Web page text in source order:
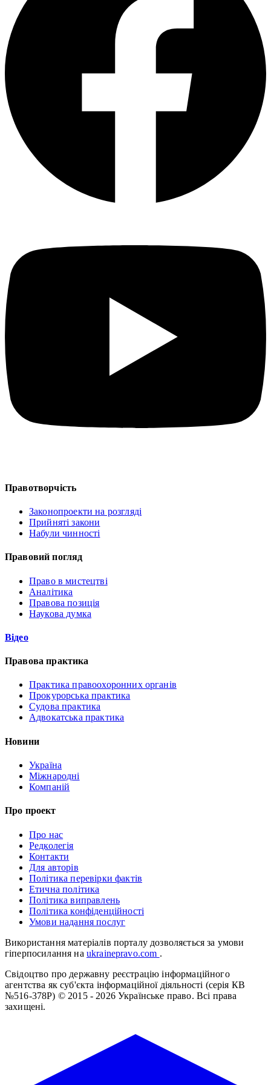
Правотворчість
Законопроекти на розгляді
Прийняті закони
Набули чинності
Правовий погляд
Право в мистецтві
Аналітика
Правова позиція
Наукова думка
Відео
Правова практика
Практика правоохоронних органів
Прокурорська практика
Судова практика
Адвокатська практика
Новини
Україна
Міжнародні
Компаній
Про проект
Про нас
Редколегія
Контакти
Для авторів
Політика перевірки фактів
Етична політика
Політика виправлень
Політика конфіденційності
Умови надання послуг
Використання матеріалів порталу дозволяється за умови
гіперпосилання на ukrainepravo.com .
Свідоцтво про державну реєстрацію інформаційного
агентства як суб'єкта інформаційної діяльності (серія КВ
№516-378Р) © 2015 - 2026 Українське право. Всі права
захищені.